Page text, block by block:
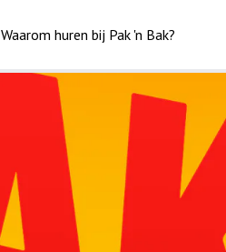
Waarom huren bij Pak 'n Bak?